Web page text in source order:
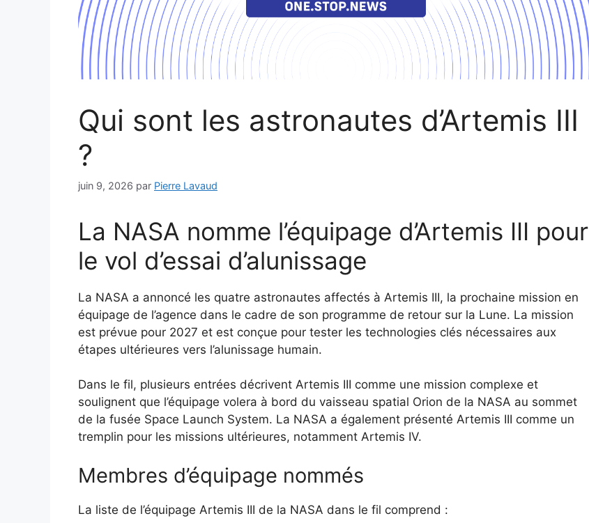
Qui sont les astronautes d’Artemis III
?
juin 9, 2026 par Pierre Lavaud
La NASA nomme l’équipage d’Artemis III pour
le vol d’essai d’alunissage
La NASA a annoncé les quatre astronautes affectés à Artemis III, la prochaine mission en
équipage de l’agence dans le cadre de son programme de retour sur la Lune. La mission
est prévue pour 2027 et est conçue pour tester les technologies clés nécessaires aux
étapes ultérieures vers l’alunissage humain.
Dans le fil, plusieurs entrées décrivent Artemis III comme une mission complexe et
soulignent que l’équipage volera à bord du vaisseau spatial Orion de la NASA au sommet
de la fusée Space Launch System. La NASA a également présenté Artemis III comme un
tremplin pour les missions ultérieures, notamment Artemis IV.
Membres d’équipage nommés
La liste de l’équipage Artemis III de la NASA dans le fil comprend :